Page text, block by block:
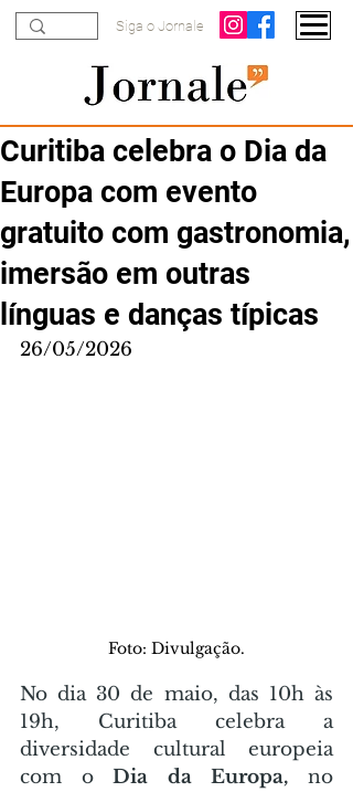
Siga o Jornale
Curitiba celebra o Dia da
Europa com evento
gratuito com gastronomia,
imersão em outras
línguas e danças típicas
26/05/2026
Foto: Divulgação.
No dia 30 de maio, das 10h às
19h, Curitiba celebra a
diversidade cultural europeia
com o Dia da Europa,